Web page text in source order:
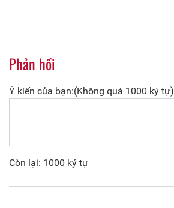
Phản hồi
Ý kiến của bạn:(Không quá 1000 ký tự)
Còn lại: 1000 ký tự